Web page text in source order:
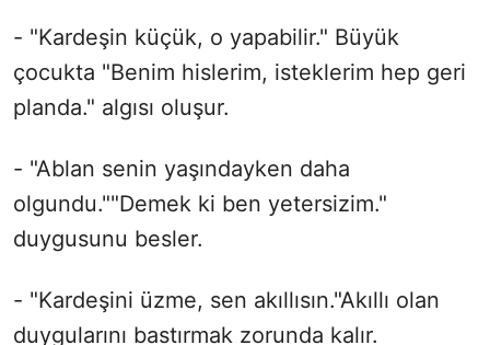
- "Kardeşin küçük, o yapabilir." Büyük
çocukta "Benim hislerim, isteklerim hep geri
planda." algısı oluşur.
- "Ablan senin yaşındayken daha
olgundu.""Demek ki ben yetersizim."
duygusunu besler.
- "Kardeşini üzme, sen akıllısın."Akıllı olan
duygularını bastırmak zorunda kalır.